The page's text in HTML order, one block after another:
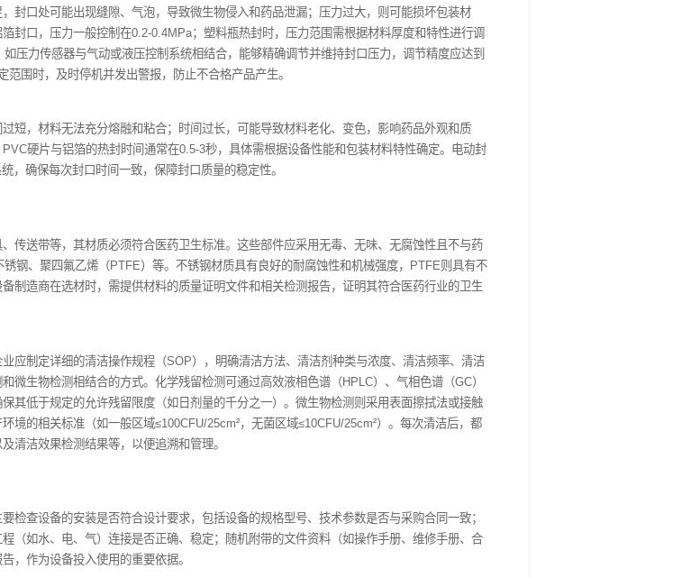
之一。不同的医药包装材料，如常见的聚乙烯（PE）、聚丙烯（PP）、聚氯乙烯（PVC）以及铝箔复合膜
度一般在120-160℃，而铝箔复合膜则需180-220℃。在医药包装中，温度控制精度至关重要，偏差过大会导致
。法规要求电动封口机的温度控制精度需达到±2℃以内，部分高端设备甚至要求达到±0.5℃。为满足这一要
与PID（比例-积分-微分）控温算法，能够实时监测和调整加热元件的功率，确保封口温度在设定范围内稳定
果。压力不足，封口处可能出现缝隙、气泡，导致微生物侵入和药品泄漏；压力过大，则可能损坏包装材
对于玻璃瓶铝箔封口，压力一般控制在0.2-0.4MPa；塑料瓶热封时，压力范围需根据材料厚度和特性进行调
力调节装置，如压力传感器与气动或液压控制系统相结合，能够精确调节并维持封口压力，调节精度应达到
当压力偏离设定范围时，及时停机并发出警报，防止不合格产品产生。
合程度。时间过短，材料无法充分熔融和粘合；时间过长，可能导致材料老化、变色，影响药品外观和质
泡罩包装中，PVC硬片与铝箔的热封时间通常在0.5-3秒，具体需根据设备性能和包装材料特性确定。电动封
装置和控制系统，确保每次封口时间一致，保障封口质量的稳定性。
条、封口模具、传送带等，其材质必须符合医药卫生标准。这些部件应采用无毒、无味、无腐蚀性且不与药
食品级316L不锈钢、聚四氟乙烯（PTFE）等。不锈钢材质具有良好的耐腐蚀性和机械强度，PTFE则具有不
便于清洁。设备制造商在选材时，需提供材料的质量证明文件和相关检测报告，证明其符合医药行业的卫生